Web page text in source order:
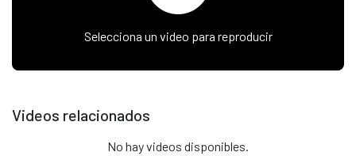
Selecciona un video para reproducir
Videos relacionados
No hay videos disponibles.